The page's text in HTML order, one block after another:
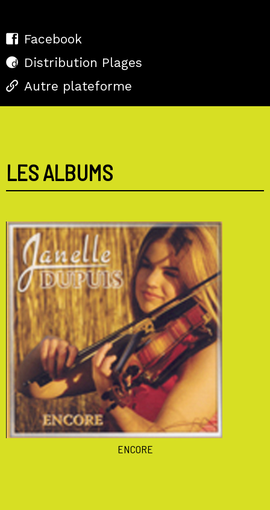
Facebook
Distribution Plages
Autre plateforme
LES ALBUMS
ENCORE